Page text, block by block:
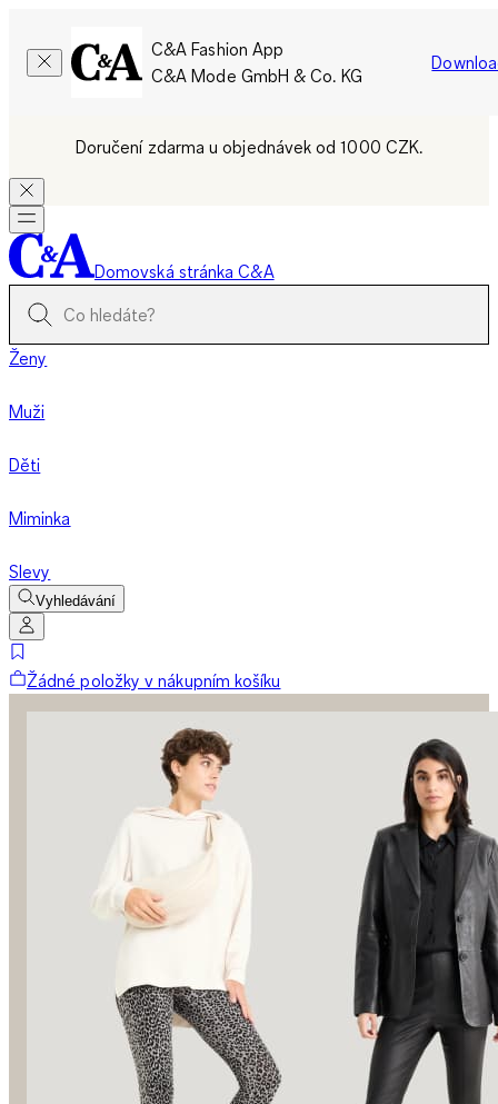
C&A Fashion App
C&A Mode GmbH & Co. KG
Doručení zdarma u objednávek od 1000 CZK.
Domovská stránka C&A
Ženy
Muži
Děti
Miminka
Slevy
Vyhledávání
Žádné položky v nákupním košíku